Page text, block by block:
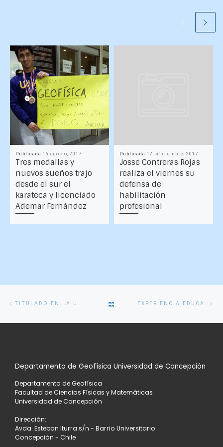
Publicada 16 agosto, 2017
Tres medallas y
nuevos sueños trajo
desde el sur el
karateca y licenciado
Ademar Fernández
Publicada 12 septiembre, 2017
Josse Contreras Rojas
realiza el viernes su
defensa de
habilitación
profesional
Navegación
de
entradas
Entrada
TITULADO EN LA UDEC OBTIENE PREMIO AL MEJOR POSTER EN CONFERENCIA INTERNACIONAL ANTÁRTICA VOLVER
A
LISTA
EXPERIENCIA EDUCATIVA DE PRECISIÓN
Departamento de Geofísica Universidad de Concepción
Departamento de Geofísica
Facultad de Ciencias Físicas y Matemáticas
Universidad de Concepción
Dirección:
Avda. Esteban Iturra s/n - Barrio Universitario
Concepción - Chile